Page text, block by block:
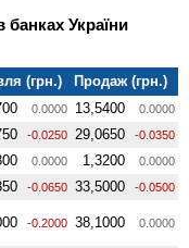
України
(грн.)
Продаж (грн.)
0.0000 13,5400 0.0000
-0.0250 29,0650 -0.0350
0.0000 1,3200 0.0000
-0.0650 33,5000 -0.0500
-0.2000 38,1000 0.0000